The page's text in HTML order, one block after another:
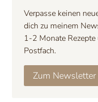
Verpasse keinen
dich zu meinem
1-2 Monate
Postfach.
Zum